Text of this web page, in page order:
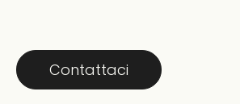
Contattaci